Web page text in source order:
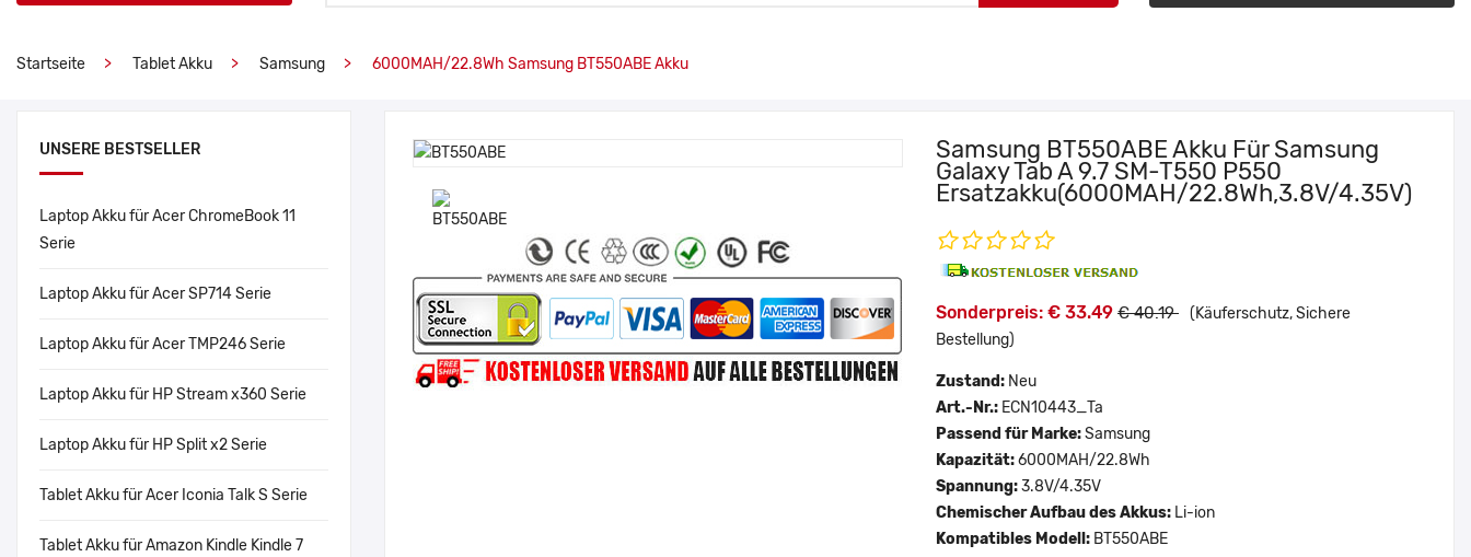
Startseite Tablet Akku Samsung 6000MAH/22.8Wh Samsung BT550ABE Akku
UNSERE BESTSELLER
Laptop Akku für Acer ChromeBook 11
Serie
Laptop Akku für Acer SP714 Serie
Laptop Akku für Acer TMP246 Serie
Laptop Akku für HP Stream x360 Serie
Laptop Akku für HP Split x2 Serie
Tablet Akku für Acer Iconia Talk S Serie
Tablet Akku für Amazon Kindle Kindle 7
Samsung BT550ABE Akku Für Samsung
Galaxy Tab A 9.7 SM-T550 P550
Ersatzakku(6000MAH/22.8Wh,3.8V/4.35V)
Sonderpreis: € 33.49 € 40.19 (Käuferschutz, Sichere
Bestellung)
Zustand: Neu
Art.-Nr.: ECN10443_Ta
Passend für Marke:Samsung
Kapazität:6000MAH/22.8Wh
Spannung:3.8V/4.35V
Chemischer Aufbau des Akkus: Li-ion
Kompatibles Modell: BT550ABE